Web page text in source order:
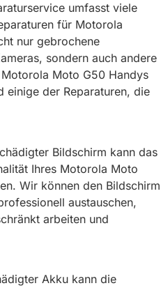
umfasst viele
für Motorola
nur gebrochene
sondern auch andere
Moto G50 Handys
einige der Reparaturen, die
Bildschirm kann das
Ihres Motorola Moto
Wir können den Bildschirm
austauschen,
arbeiten und
Akku kann die